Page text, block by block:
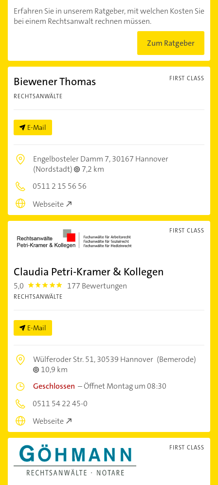
Erfahren Sie in unserem Ratgeber, mit welchen Kosten Sie
bei einem Rechtsanwalt rechnen müssen.
Zum Ratgeber
FIRST CLASS
Biewener Thomas
RECHTSANWÄLTE
E-Mail
Engelbosteler Damm 7,30167 Hannover
(Nordstadt)
7,2 km
0511 2 15 56 56
Webseite
FIRST CLASS
Claudia Petri-Kramer & Kollegen
5,0 5.0 177 Bewertungen
RECHTSANWÄLTE
E-Mail
Wülferoder Str. 51,30539 Hannover (Bemerode)
10,9 km
Geschlossen –Öffnet Montag um 08:30
0511 54 22 45-0
Webseite
FIRST CLASS